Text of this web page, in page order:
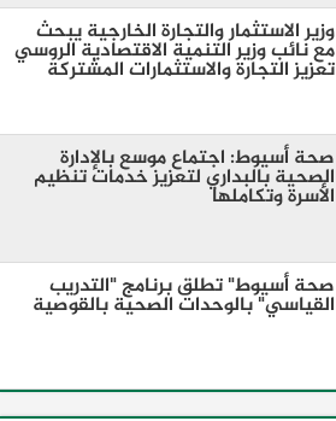
وزير الاستثمار والتجارة الخارجية يبحث
مع نائب وزير التنمية الاقتصادية الروسي
تعزيز التجارة والاستثمارات المشتركة
صحة أسيوط: اجتماع موسع بالإدارة
الصحية بالبداري لتعزيز خدمات تنظيم
الأسرة وتكاملها
صحة أسيوط" تطلق برنامج "التدريب
القياسي" بالوحدات الصحية بالقوصية